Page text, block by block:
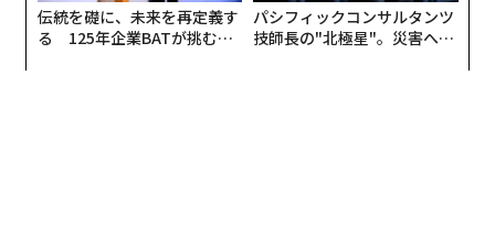
伝統を礎に、未来を再定義す
る 125年企業BATが挑むス
パシフィックコンサルタンツ
技師長の"北極星"。災害への